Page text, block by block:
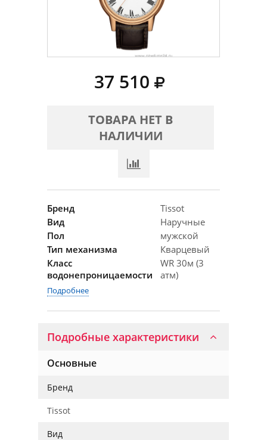
37 510
ТОВАРА НЕТ В
НАЛИЧИИ
Бренд
Tissot
Вид
Наручные
Пол
мужской
Тип механизма
Кварцевый
Класс
водонепроницаемости
WR 30м (3
атм)
Подробнее
Подробные характеристики
Основные
Бренд
Tissot
Вид